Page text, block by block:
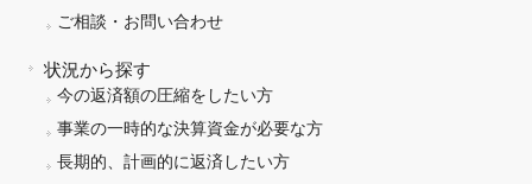
ご相談・お問い合わせ
状況から探す
今の返済額の圧縮をしたい方
事業の一時的な決算資金が必要な方
長期的、計画的に返済したい方